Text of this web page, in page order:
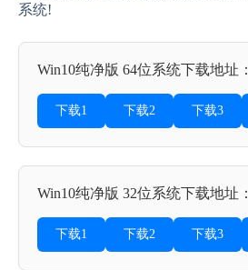
系统!
Win10纯净版 64位系统下载地址：
下载1 下载2 下载3
Win10纯净版 32位系统下载地址：
下载1 下载2 下载3